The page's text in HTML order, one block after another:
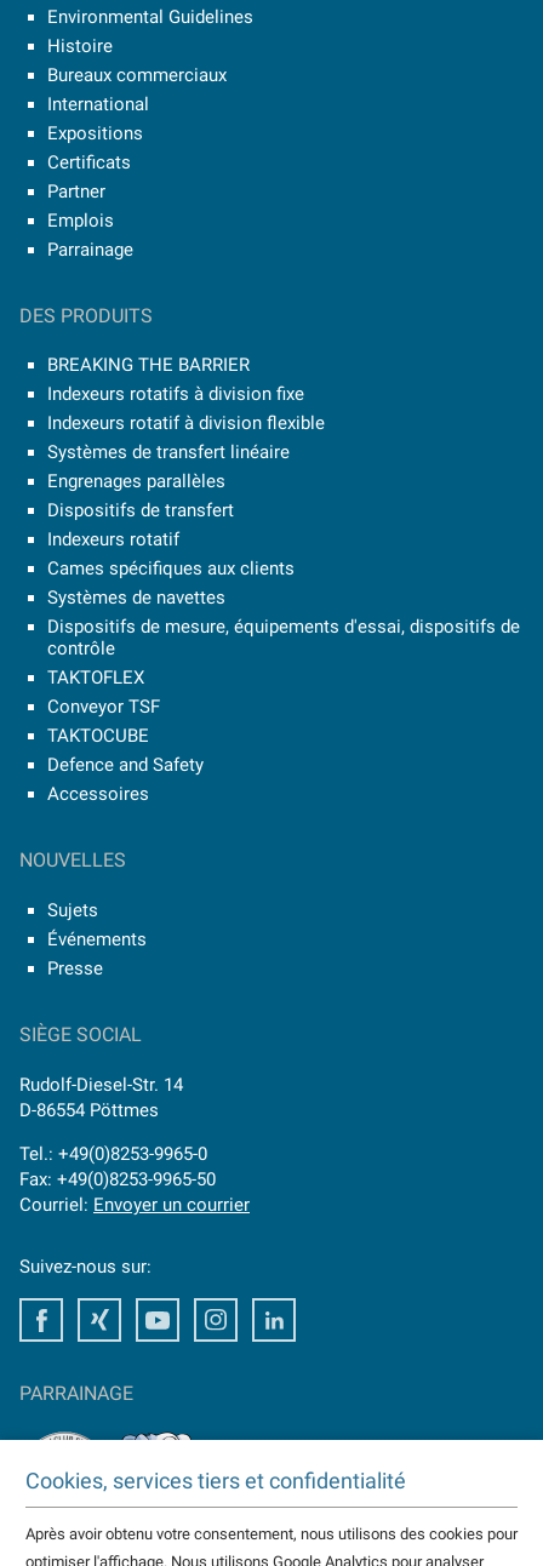
Environmental Guidelines
Histoire
Bureaux commerciaux
International
Expositions
Certificats
Partner
Emplois
Parrainage
DES PRODUITS
BREAKING THE BARRIER
Indexeurs rotatifs à division fixe
Indexeurs rotatif à division flexible
Systèmes de transfert linéaire
Engrenages parallèles
Dispositifs de transfert
Indexeurs rotatif
Cames spécifiques aux clients
Systèmes de navettes
Dispositifs de mesure, équipements d'essai, dispositifs de
contrôle
TAKTOFLEX
Conveyor TSF
TAKTOCUBE
Defence and Safety
Accessoires
NOUVELLES
Sujets
Événements
Presse
SIÈGE SOCIAL
Rudolf-Diesel-Str. 14
D-86554 Pöttmes
Tel.: +49(0)8253-9965-0
Fax: +49(0)8253-9965-50
Courriel: Envoyer un courrier
Suivez-nous sur:
FacebookXing Youtube Instagram
PARRAINAGE
TAKTOMAT est partenaire de
Cookies, services tiers et confidentialité
Après avoir obtenu votre consentement, nous utilisons des cookies pour
optimiser l'affichage. Nous utilisons Google Analytics pour analyser